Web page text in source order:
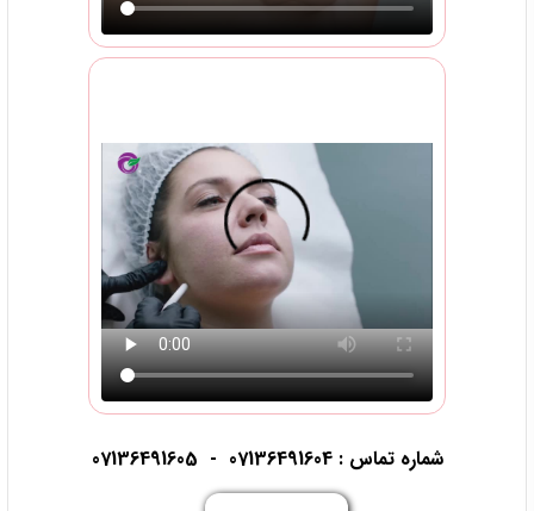
شماره تماس :07136491604
-
07136491605